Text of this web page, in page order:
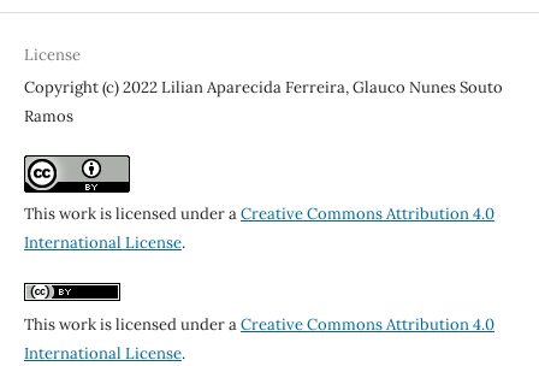
License
Copyright (c) 2022 Lilian Aparecida Ferreira, Glauco Nunes Souto
Ramos
This work is licensed under aCreative Commons Attribution 4.0
International License.
This work is licensed under aCreative Commons Attribution 4.0
International License.